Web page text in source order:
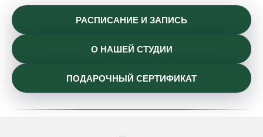
РАСПИСАНИЕ И ЗАПИСЬ
О НАШЕЙ СТУДИИ
ПОДАРОЧНЫЙ СЕРТИФИКАТ